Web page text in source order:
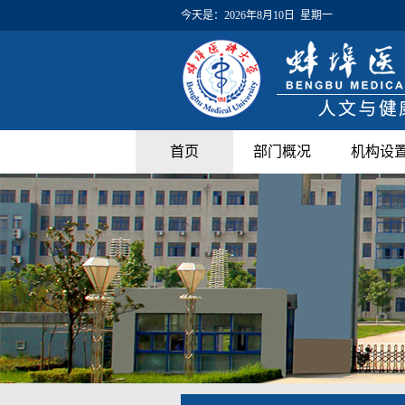
今天是： 2026年8月10日 星期一
首页 部门概况 机构设